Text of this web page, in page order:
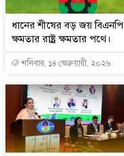
ধানের শীষের বড় জয় বিএনপি
ক্ষমতার রাষ্ট্র ক্ষমতার পথে।
শনিবার, ১৪ ফেব্রুয়ারী, ২০২৬